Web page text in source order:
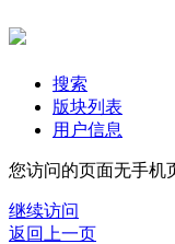
搜索
版块列表
用户信息
您访问的页面无手机
继续访问
返回上一页